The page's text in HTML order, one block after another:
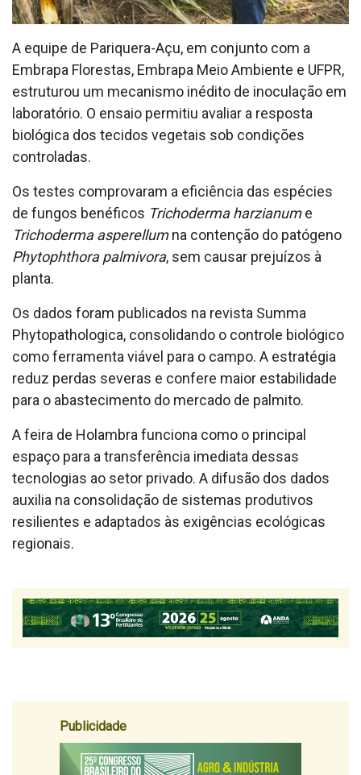
A equipe de Pariquera-Açu, em conjunto com a
Embrapa Florestas, Embrapa Meio Ambiente e UFPR,
estruturou um mecanismo inédito de inoculação em
laboratório. O ensaio permitiu avaliar a resposta
biológica dos tecidos vegetais sob condições
controladas.
Os testes comprovaram a eficiência das espécies
de fungos benéficos Trichoderma harzianume
Trichoderma asperellumna contenção do patógeno
Phytophthora palmivora, sem causar prejuízos à
planta.
Os dados foram publicados na revista Summa
Phytopathologica, consolidando o controle biológico
como ferramenta viável para o campo. A estratégia
reduz perdas severas e confere maior estabilidade
para o abastecimento do mercado de palmito.
A feira de Holambra funciona como o principal
espaço para a transferência imediata dessas
tecnologias ao setor privado. A difusão dos dados
auxilia na consolidação de sistemas produtivos
resilientes e adaptados às exigências ecológicas
regionais.
Publicidade